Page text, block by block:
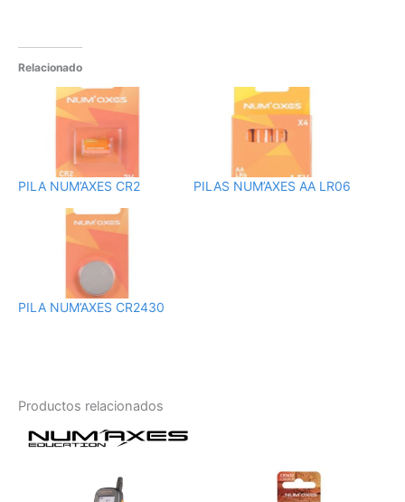
Relacionado
PILA NUM’AXES CR2 PILAS NUM’AXES AA LR06
PILA NUM’AXES CR2430
Productos relacionados